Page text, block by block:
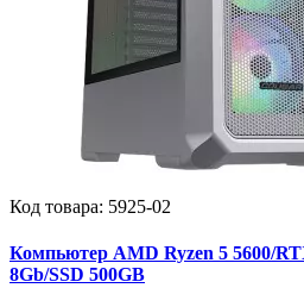
Код товара: 5925-02
Компьютер AMD Ryzen 5 5600/
8Gb/SSD 500GB